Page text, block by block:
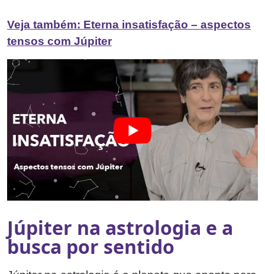
Veja também: Eterna insatisfação – aspectos
tensos com Júpiter
Júpiter na astrologia e a
busca por sentido